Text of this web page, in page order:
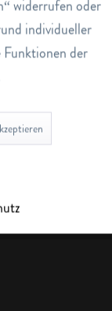
widerrufen oder
individueller
der